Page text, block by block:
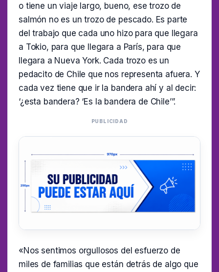
o tiene un viaje largo, bueno, ese trozo de
salmón no es un trozo de pescado. Es parte
del trabajo que cada uno hizo para que llegara
a Tokio, para que llegara a París, para que
llegara a Nueva York. Cada trozo es un
pedacito de Chile que nos representa afuera. Y
cada vez tiene que ir la bandera ahí y al decir:
‘¿esta bandera? ‘Es la bandera de Chile’”.
PUBLICIDAD
«Nos sentimos orgullosos del esfuerzo de
miles de familias que están detrás de algo que